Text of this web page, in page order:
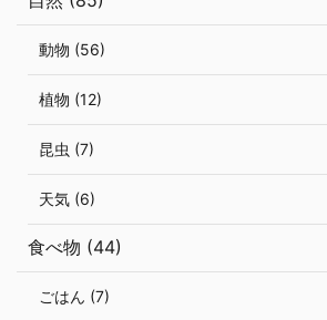
動物 (56)
植物 (12)
昆虫 (7)
天気 (6)
食べ物 (44)
ごはん (7)